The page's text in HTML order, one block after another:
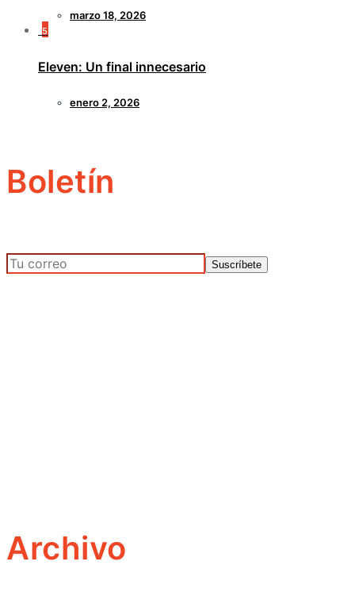
marzo 18, 2026
5
Eleven: Un final innecesario
enero 2, 2026
Boletín
Archivo